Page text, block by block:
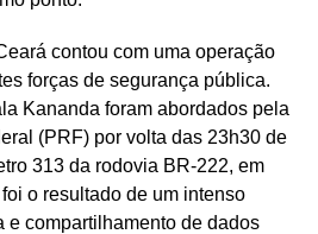
contou com uma operação
forças de segurança pública.
Kananda foram abordados pela
(PRF) por volta das 23h30 de
313 da rodovia BR-222, em
o resultado de um intenso
e compartilhamento de dados